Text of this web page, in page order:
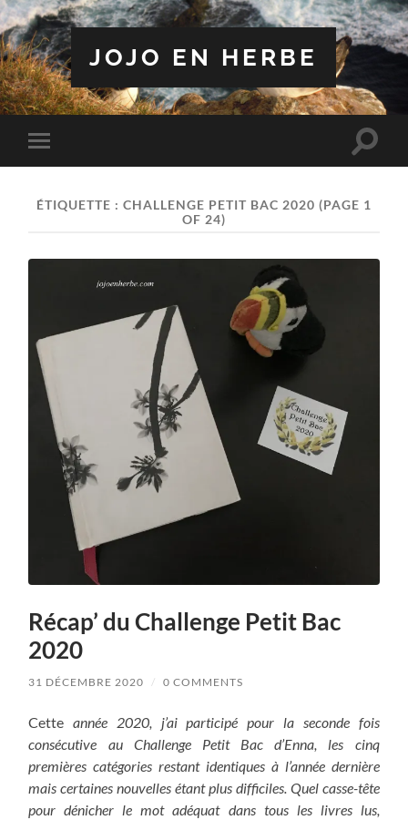
JOJO EN HERBE
Toggle
mobile
Toggle
ÉTIQUETTE : CHALLENGE PETIT BAC 2020 (PAGE 1
OF 24)
Récap’ du Challenge Petit Bac
2020
31 DÉCEMBRE 2020 / 0 COMMENTS
Cette année 2020, j’ai participé pour la seconde fois
consécutive au Challenge Petit Bac d’Enna, les cinq
premières catégories restant identiques à l’année dernière
mais certaines nouvelles étant plus difficiles. Quel casse-tête
pour dénicher le mot adéquat dans tous les livres lus,